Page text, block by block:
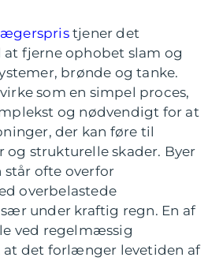
tjener det
fjerne ophobet slam og
brønde og tanke.
som en simpel proces,
og nødvendigt for at
der kan føre til
og strukturelle skader. Byer
står ofte overfor
overbelastede
under kraftig regn. En af
ved regelmæssig
at det forlænger levetiden af